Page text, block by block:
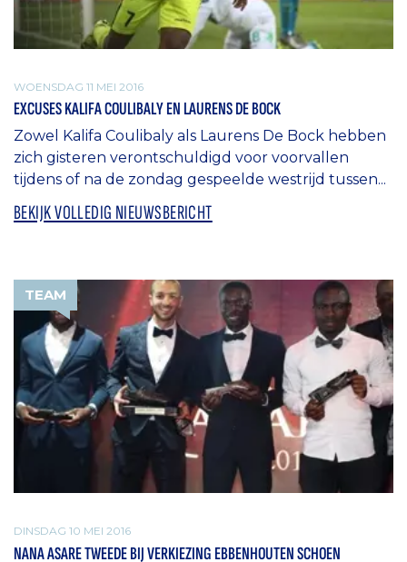
WOENSDAG 11 MEI 2016
EXCUSES KALIFA COULIBALY EN LAURENS DE BOCK
Zowel Kalifa Coulibaly als Laurens De Bock hebben
zich gisteren verontschuldigd voor voorvallen
tijdens of na de zondag gespeelde westrijd tussen...
BEKIJK VOLLEDIG NIEUWSBERICHT
TEAM
DINSDAG 10 MEI 2016
NANA ASARE TWEEDE BIJ VERKIEZING EBBENHOUTEN SCHOEN